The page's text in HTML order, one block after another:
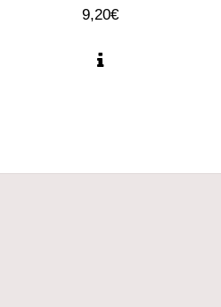
9,20€